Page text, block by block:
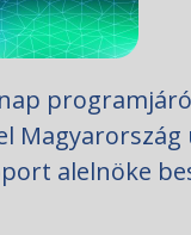
alelnöke